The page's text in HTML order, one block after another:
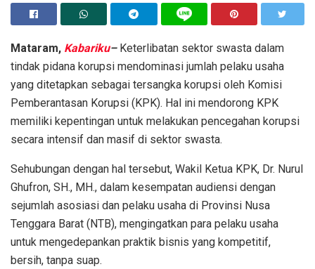
Mataram, Kabariku–Keterlibatan sektor swasta dalam
tindak pidana korupsi mendominasi jumlah pelaku usaha
yang ditetapkan sebagai tersangka korupsi oleh Komisi
Pemberantasan Korupsi (KPK). Hal ini mendorong KPK
memiliki kepentingan untuk melakukan pencegahan korupsi
secara intensif dan masif di sektor swasta.
Sehubungan dengan hal tersebut, Wakil Ketua KPK, Dr. Nurul
Ghufron, SH., MH., dalam kesempatan audiensi dengan
sejumlah asosiasi dan pelaku usaha di Provinsi Nusa
Tenggara Barat (NTB), mengingatkan para pelaku usaha
untuk mengedepankan praktik bisnis yang kompetitif,
bersih, tanpa suap.